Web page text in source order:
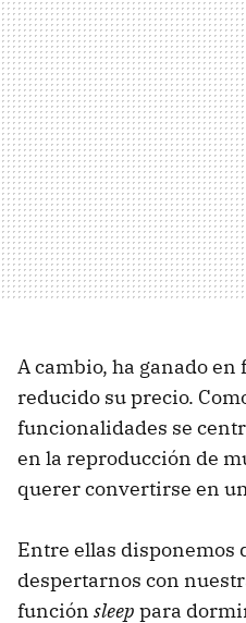
A cambio, ha ganado
reducido su precio.
funcionalidades se
en la reproducción de
querer convertirse en
Entre ellas disponemos
despertarnos con
función sleep para